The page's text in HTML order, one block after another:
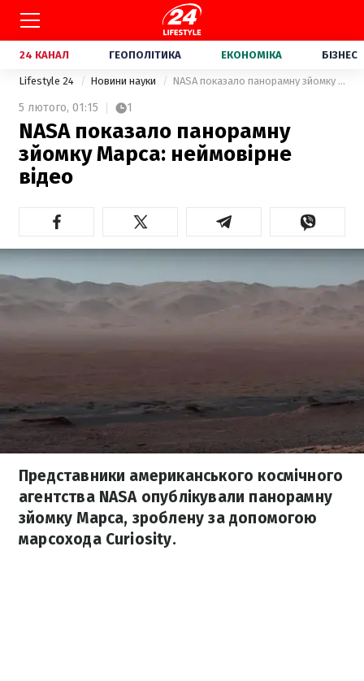
24 КАНАЛ ГЕОПОЛІТИКА ЕКОНОМІКА БІЗНЕС
Lifestyle 24 Новини науки NASA показало панорамну зйомку Марса: неймовірне відео
5 лютого, 01:15 1
NASA показало панорамну
зйомку Марса: неймовірне
відео
Представники американського космічного
агентства NASA опублікували панорамну
зйомку Марса, зроблену за допомогою
марсохода Curiosity.